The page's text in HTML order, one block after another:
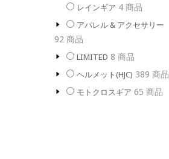
レインギア 4 商品
アパレル & アクセサリー
92 商品
LIMITED 8 商品
ヘルメット(HJC) 389 商品
モトクロスギア 65 商品